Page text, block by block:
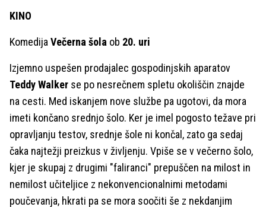
KINO
Komedija Večerna šola ob 20. uri
Izjemno uspešen prodajalec gospodinjskih aparatov
Teddy Walker se po nesrečnem spletu okoliščin znajde
na cesti. Med iskanjem nove službe pa ugotovi, da mora
imeti končano srednjo šolo. Ker je imel pogosto težave pri
opravljanju testov, srednje šole ni končal, zato ga sedaj
čaka najtežji preizkus v življenju. Vpiše se v večerno šolo,
kjer je skupaj z drugimi "faliranci" prepuščen na milost in
nemilost učiteljice z nekonvencionalnimi metodami
poučevanja, hkrati pa se mora soočiti še z nekdanjim